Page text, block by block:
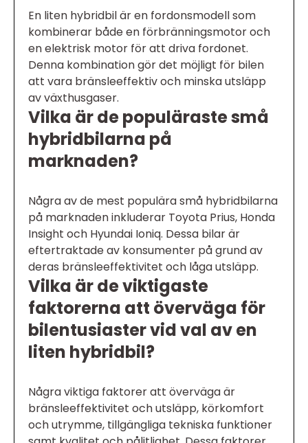
En liten hybridbil är en fordonsmodell som
kombinerar både en förbränningsmotor och
en elektrisk motor för att driva fordonet.
Denna kombination gör det möjligt för bilen
att vara bränsleeffektiv och minska utsläpp
av växthusgaser.
Vilka är de populäraste små
hybridbilarna på
marknaden?
Några av de mest populära små hybridbilarna
på marknaden inkluderar Toyota Prius, Honda
Insight och Hyundai Ioniq. Dessa bilar är
eftertraktade av konsumenter på grund av
deras bränsleeffektivitet och låga utsläpp.
Vilka är de viktigaste
faktorerna att överväga för
bilentusiaster vid val av en
liten hybridbil?
Några viktiga faktorer att överväga är
bränsleeffektivitet och utsläpp, körkomfort
och utrymme, tillgängliga tekniska funktioner